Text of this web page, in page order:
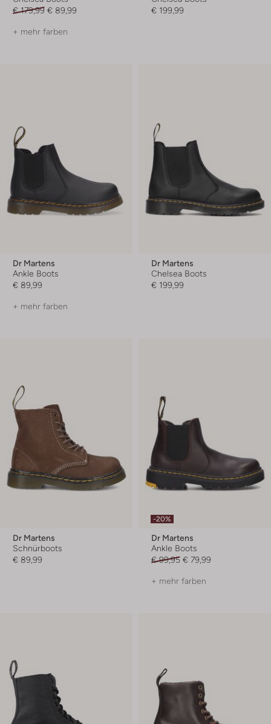
€ 179,99 € 89,99
+ mehr farben
€ 199,99
Dr Martens
Ankle Boots
€ 89,99
+ mehr farben
Dr Martens
Chelsea Boots
€ 199,99
Dr Martens
Schnürboots
€ 89,99
-20%
Dr Martens
Ankle Boots
€ 99,95 € 79,99
+ mehr farben